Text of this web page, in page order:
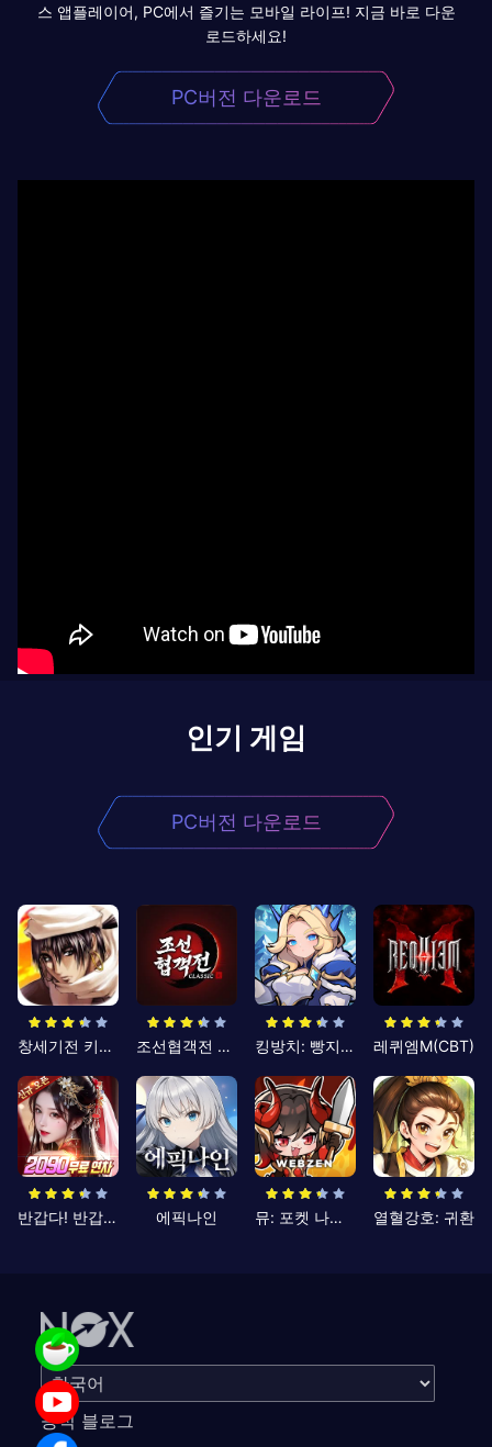
스 앱플레이어, PC에서 즐기는 모바일 라이프! 지금 바로 다운
로드하세요!
PC버전 다운로드
인기 게임
PC버전 다운로드
창세기전 키우기 조선협객전 클래식 킹방치: 빵지의 제왕 레퀴엠M(CBT)
반갑다! 반갑삼국지 에픽나인 뮤: 포켓 나이츠 열혈강호: 귀환
공식 블로그